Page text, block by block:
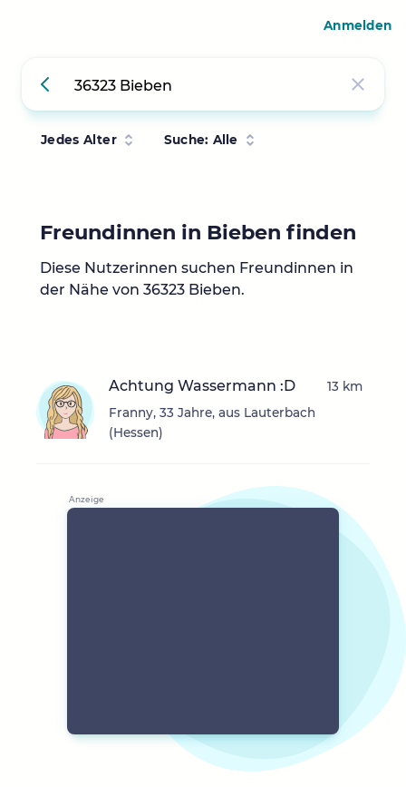
Jedes Alter Suche: Alle
Freundinnen in Bieben finden
Diese Nutzerinnen suchen Freundinnen in
der Nähe von 36323 Bieben.
Achtung Wassermann :D
Franny, 33 Jahre, aus Lauterbach
(Hessen)
13 km
Anmelden